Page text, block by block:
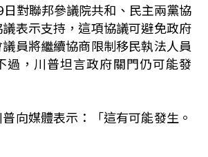
對聯邦參議院共和、民主兩黨協
表示支持，這項協議可避免政府
員將繼續協商限制移民執法人員
過，川普坦言政府關門仍可能發
向媒體表示：「這有可能發生。